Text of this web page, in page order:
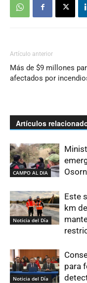
Artículo anterior
Más de $9 millones
afectados por
Artículos
CAMPO AL DIA
Noticia del Día
Este
km
Noticia del Día
para